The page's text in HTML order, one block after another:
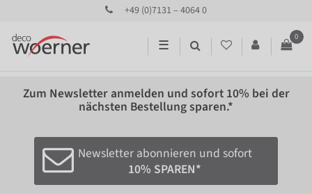
+49 (0)7131 – 4064 0
☰
0
Zum Newsletter anmelden und sofort 10% bei der
nächsten Bestellung sparen.*
Newsletter abonnieren und sofort
10% SPAREN*